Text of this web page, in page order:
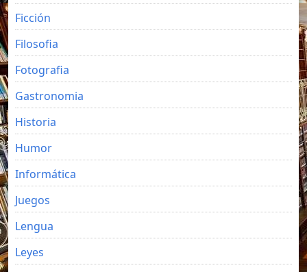
Ficción
Filosofia
Fotografia
Gastronomia
Historia
Humor
Informática
Juegos
Lengua
Leyes